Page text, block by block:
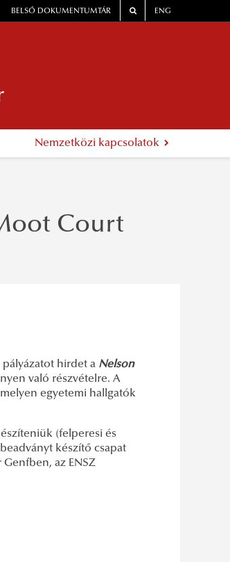
BELSŐ DOKUMENTUMTÁR ENG
Nemzetközi kapcsolatok
Court
hirdet a Nelson
való részvételre. A
egyetemi hallgatók
(felperesi és
készítő csapat
az ENSZ